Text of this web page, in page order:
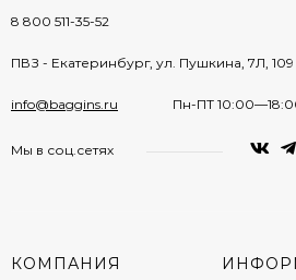
8 800 511-35-52
ПВЗ - Екатеринбург, ул. Пушкина, 7Л, 109
info@baggins.ru Пн-ПТ
Мы в соц.сетях
КОМПАНИЯ